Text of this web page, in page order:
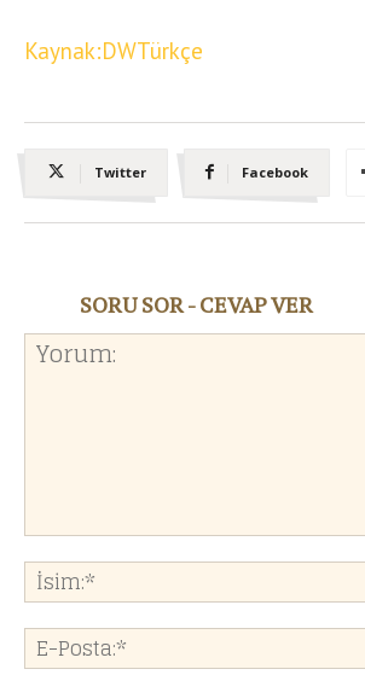
Kaynak:DWTürkçe
Twitter Facebook
SORU SOR - CEVAP VER